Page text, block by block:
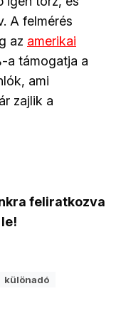
A felmérés
az amerikai
a támogatja a
ami
zajlik a
feliratkozva
különadó